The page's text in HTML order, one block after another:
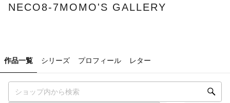
NECO8-7MOMO'S GALLERY
作品一覧 シリーズ プロフィール レター